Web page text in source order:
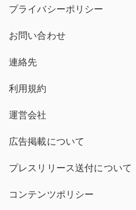
プライバシーポリシー
お問い合わせ
連絡先
利用規約
運営会社
広告掲載について
プレスリリース送付について
コンテンツポリシー